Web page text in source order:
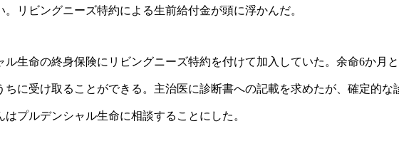
リビングニーズ特約による生前給付金が頭に浮かんだ。
生命の終身保険にリビングニーズ特約を付けて加入していた。余命6か月
ちに受け取ることができる。主治医に診断書への記載を求めたが、確定的な
プルデンシャル生命に相談することにした。